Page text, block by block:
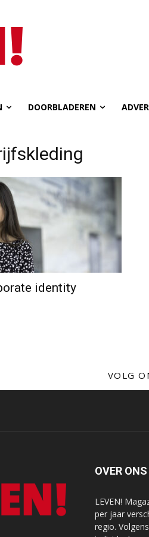
DOORBLADEREN
identity
VOLG
OVER ONS
LEVEN!
per jaar
regio.